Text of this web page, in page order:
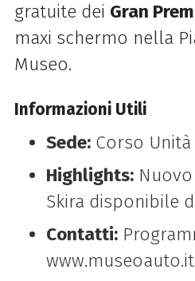
gratuite dei Gran
maxi schermo nella
Museo.
Informazioni Utili
Sede:Corso Unità
Highlights:Nuovo
Skira disponibile
Contatti:
www.museoauto.it